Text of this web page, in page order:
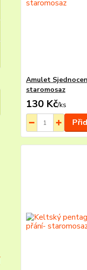
Amulet
staromosaz
130 Kč/ks